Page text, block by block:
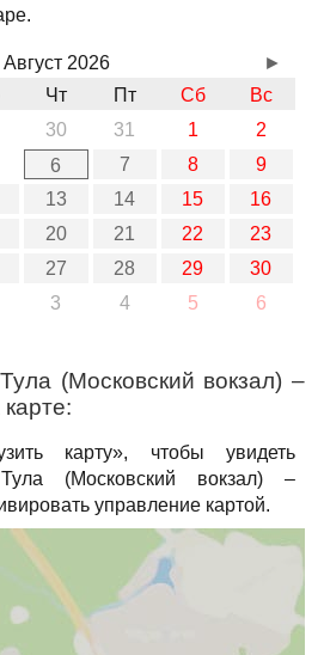
Август 2026
Чт Пт Сб
Вс
30 31 1
2
6 7 8
9
13 14 15
16
20 21 22
23
27 28 29
30
3 4 5 6
►
(Московский вокзал) –
карту», чтобы увидеть
(Московский вокзал) –
управление картой.